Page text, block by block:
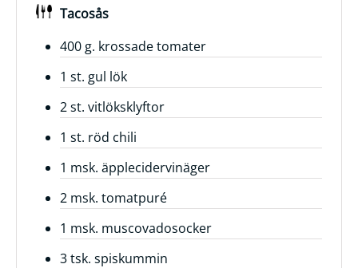
Topplistan
Bryggerier
Ölstilar
Kontakt
Frågor
svar
Ölprovning
YouTube
Tacosås
400 g. krossade tomater
1 st. gul lök
2 st. vitlöksklyftor
1 st. röd chili
1 msk. äpplecidervinäger
2 msk. tomatpuré
1 msk. muscovadosocker
3 tsk. spiskummin